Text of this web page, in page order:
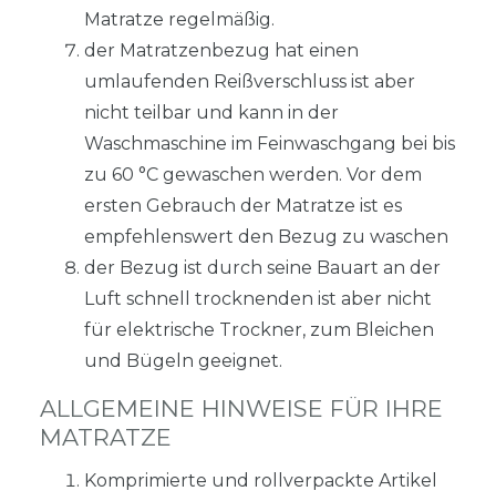
Matratze regelmäßig.
der Matratzenbezug hat einen
umlaufenden Reißverschluss ist aber
nicht teilbar und kann in der
Waschmaschine im Feinwaschgang bei bis
zu 60 °C gewaschen werden. Vor dem
ersten Gebrauch der Matratze ist es
empfehlenswert den Bezug zu waschen
der Bezug ist durch seine Bauart an der
Luft schnell trocknenden ist aber nicht
für elektrische Trockner, zum Bleichen
und Bügeln geeignet.
ALLGEMEINE HINWEISE FÜR IHRE
MATRATZE
Komprimierte und rollverpackte Artikel